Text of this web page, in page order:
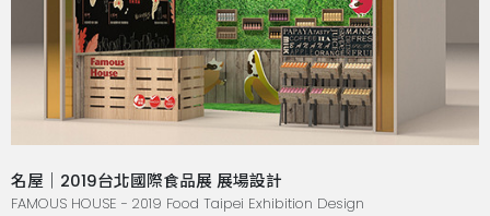
名屋｜2019台北國際食品展 展場設計
FAMOUS HOUSE - 2019 Food Taipei Exhibition Design